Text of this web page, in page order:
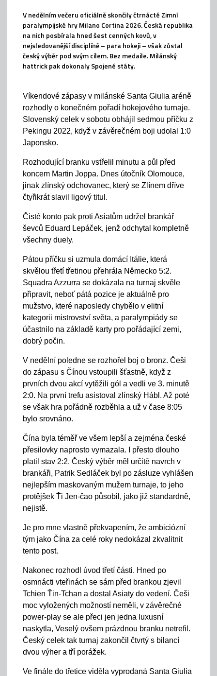
V nedělním večeru oficiálně skončily čtrnácté Zimní
paralympijské hry Milano Cortina 2026. Česká republika
na nich posbírala hned šest cenných kovů, v
nejsledovanější disciplíně – para hokeji – však zůstal
český výběr pod svým cílem. Bez medaile. Milánský
hattrick pak dokonaly Spojené státy.
Víkendové zápasy v milánské Santa Giulia aréně
rozhodly o konečném pořadí hokejového turnaje.
Slovenský celek v sobotu obhájil sedmou příčku z
Pekingu 2022, když v závěrečném boji udolal 1:0
Japonsko.
Rozhodující branku vstřelil minutu a půl před
koncem Martin Joppa. Dnes útočník Olomouce,
jinak zlínský odchovanec, který se Zlínem dříve
čtyřikrát slavil ligový titul.
Čisté konto pak proti Asiatům udržel brankář
ševců Eduard Lepáček, jenž odchytal kompletně
všechny duely.
Pátou příčku si uzmula domácí Itálie, která
skvělou třetí třetinou přehrála Německo 5:2.
Squadra Azzurra se dokázala na turnaj skvěle
připravit, neboť pátá pozice je aktuálně pro
mužstvo, které naposledy chybělo v elitní
kategorii mistrovství světa, a paralympiády se
účastnilo na základě karty pro pořádající zemi,
dobrý počin.
V nedělní poledne se rozhořel boj o bronz. Češi
do zápasu s Čínou vstoupili šťastně, když z
prvních dvou akcí vytěžili gól a vedli ve 3. minutě
2:0. Na první trefu asistoval zlínský Hábl. Až poté
se však hra pořádně rozběhla a už v čase 8:05
bylo srovnáno.
Čína byla téměř ve všem lepší a zejména české
přesilovky naprosto vymazala. I přesto dlouho
platil stav 2:2. Český výběr měl určitě navrch v
brankáři, Patrik Sedláček byl po zásluze vyhlášen
nejlepším maskovaným mužem turnaje, to jeho
protějšek Ťi Jen-čao působil, jako již standardně,
nejistě.
Je pro mne vlastně překvapením, že ambiciózní
tým jako Čína za celé roky nedokázal zkvalitnit
tento post.
Nakonec rozhodl úvod třetí části. Hned po
osmnácti vteřinách se sám před brankou zjevil
Tchien Ťin-Tchan a dostal Asiaty do vedení. Češi
moc vyložených možností neměli, v závěrečné
power-play se ale přeci jen jedna luxusní
naskytla, Veselý ovšem prázdnou branku netrefil.
Český celek tak turnaj zakončil čtvrtý s bilancí
dvou výher a tří porážek.
Ve finále do třetice viděla vyprodaná Santa Giulia